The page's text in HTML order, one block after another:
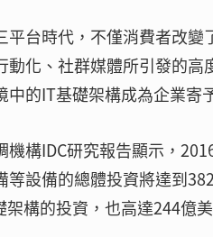
平台時代，不僅消費者改
動化、社群媒體所引發的
中的IT基礎架構成為企業寄
機構IDC研究報告顯示，
等設備的總體投資將達到
架構的投資，也高達244億